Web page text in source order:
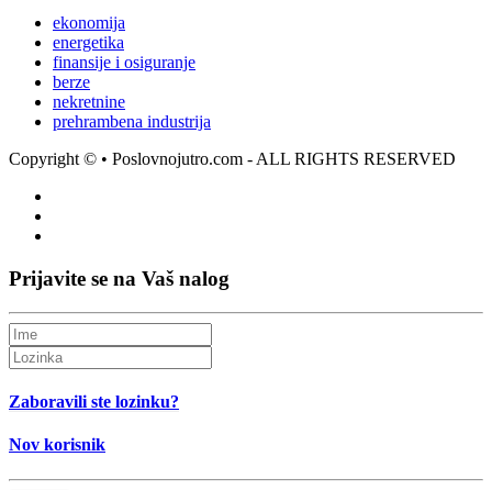
ekonomija
energetika
finansije i osiguranje
berze
nekretnine
prehrambena industrija
Copyright © • Poslovnojutro.com - ALL RIGHTS RESERVED
Prijavite se na Vaš nalog
Zaboravili ste lozinku?
Nov korisnik